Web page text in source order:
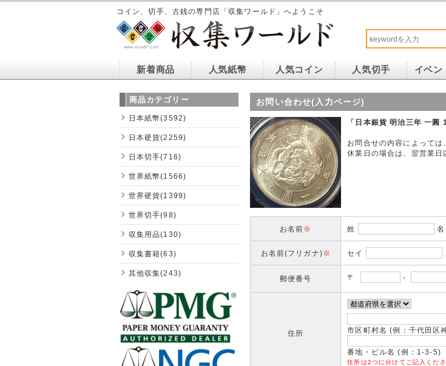
コイン、切手、古銭の専門店「収集ワールド」へようこそ
新着商品 人気紙幣 人気コイン 人気切手 イベン
お問い合わせ(入力ページ)
「日本銀貨 明治三年 一
お問合せの内容によっては
休業日の場合は、翌営業日
お名前※ 姓 名
お名前(フリガナ)※ セイ
郵便番号 〒 -
住所 市区町村名 (例：千代田区
番地・ビル名 (例：1-3-5)
住所は2つに分けてご記入くだ
商品カテゴリー
日本紙幣(3592)
日本硬貨(2259)
日本切手(716)
世界紙幣(1566)
世界硬貨(1399)
世界切手(98)
収集用品(130)
収集書籍(63)
其他収集(243)